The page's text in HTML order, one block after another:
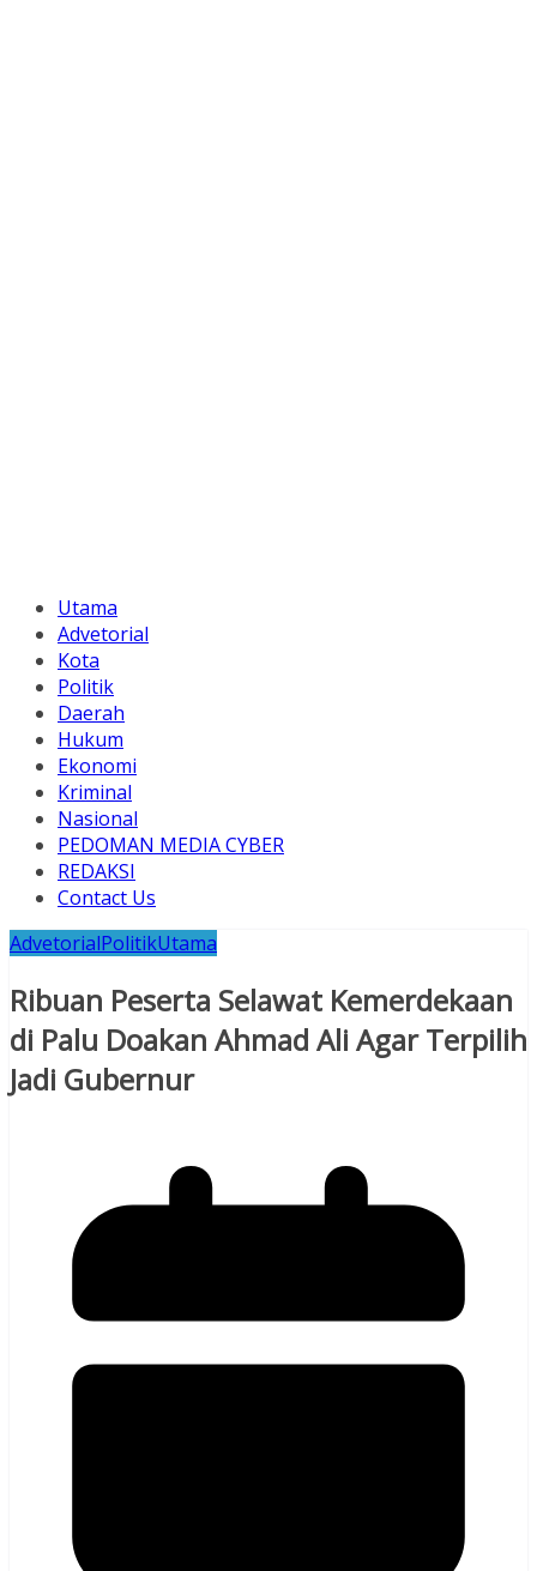
Utama
Advetorial
Kota
Politik
Daerah
Hukum
Ekonomi
Kriminal
Nasional
PEDOMAN MEDIA CYBER
REDAKSI
Contact Us
AdvetorialPolitikUtama
Ribuan Peserta Selawat Kemerdekaan
di Palu Doakan Ahmad Ali Agar Terpilih
Jadi Gubernur